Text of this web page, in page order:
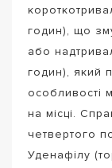
годин), що
або
годин), який
особливості
на місці.
четвертого
Уденафілу